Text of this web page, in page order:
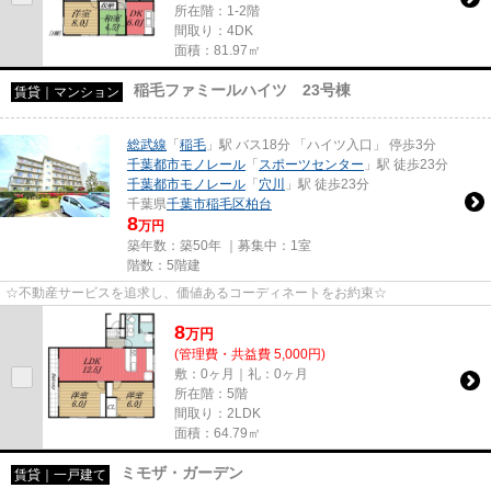
所在階：1-2階
間取り：4DK
面積：81.97㎡
賃貸｜マンション 稲毛ファミールハイツ 23号棟
総武線 「稲毛 」駅 バス18分 「ハイツ入口」 停歩3分
千葉都市モノレール 「 スポーツセンター 」駅 徒歩23分
千葉都市モノレール 「穴川
」駅 徒歩23分
千葉県千葉市稲毛区柏台
8万円
築年数：築50年 ｜募集中： 1室
階数：5階建
☆不動産サービスを追求し、価値あるコーディネートをお約束☆
8万円
(管理費・共益費 5,000円)
敷：0ヶ月｜礼：0ヶ月
所在階：5階
間取り：2LDK
面積：64.79㎡
賃貸｜一戸建て ミモザ・ガーデン